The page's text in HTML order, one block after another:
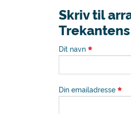
Skriv til
Dit navn
Din emailadresse